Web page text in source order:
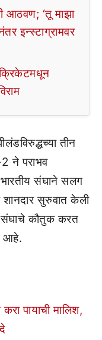
आठवण; ‘तू माझा
इन्स्टाग्रामवर
तीन
2 ने पराभव
भारतीय संघाने सलग
शानदार सुरुवात केली
संघाचे कौतुक करत
आहे.
पायाची मालिश,